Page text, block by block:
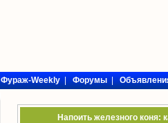
Фураж-Weekly|Форумы|
Напоить железного коня: